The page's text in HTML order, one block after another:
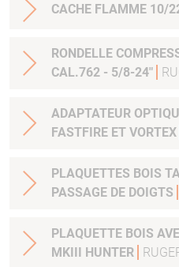
CACHE FLAMME 10/
RONDELLE
CAL.762 - 5/8-24"
ADAPTATEUR OPTIQUE
FASTFIRE ET VORTEX
PLAQUETTES BOIS
PASSAGE DE DOIGTS
PLAQUETTE BOIS AVEC PASSAGE DES DOIGTS
MKIII HUNTER